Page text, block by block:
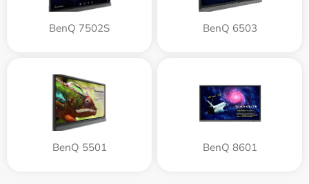
BenQ 7502S BenQ 6503
BenQ 5501 BenQ 8601